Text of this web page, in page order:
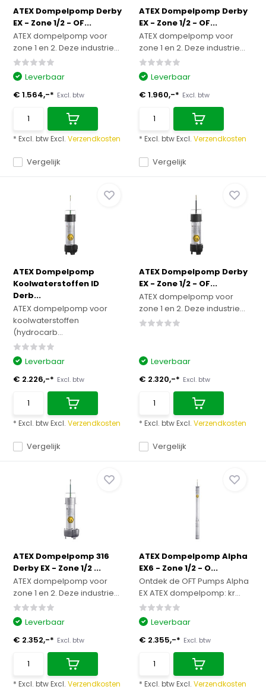
ATEX Dompelpomp Derby
EX - Zone 1/2 - OF...
ATEX dompelpomp voor
zone 1 en 2. Deze industrie...
Vergelijk
Leverbaar
€ 1.564,-* Excl. btw
* Excl. btw Excl.Verzendkosten
ATEX Dompelpomp Derby
EX - Zone 1/2 - OF...
ATEX dompelpomp voor
zone 1 en 2. Deze industrie...
Vergelijk
Leverbaar
€ 1.960,-* Excl. btw
* Excl. btw Excl. Verzendkosten
ATEX Dompelpomp
Koolwaterstoffen ID
Derb...
ATEX dompelpomp voor
koolwaterstoffen
(hydrocarb...
Vergelijk
Leverbaar
€ 2.226,-* Excl. btw
* Excl. btw Excl.Verzendkosten
ATEX Dompelpomp Derby
EX - Zone 1/2 - OF...
ATEX dompelpomp voor
zone 1 en 2. Deze industrie...
Vergelijk
Leverbaar
€ 2.320,-* Excl. btw
* Excl. btw Excl. Verzendkosten
ATEX Dompelpomp 316
Derby EX - Zone 1/2 ...
ATEX dompelpomp voor
zone 1 en 2. Deze industrie...
Leverbaar
€ 2.352,-* Excl. btw
* Excl. btw Excl.Verzendkosten
ATEX Dompelpomp Alpha
EX6 - Zone 1/2 - O...
Ontdek de OFT Pumps Alpha
EX ATEX dompelpomp: kr...
Leverbaar
€ 2.355,-* Excl. btw
* Excl. btw Excl. Verzendkosten